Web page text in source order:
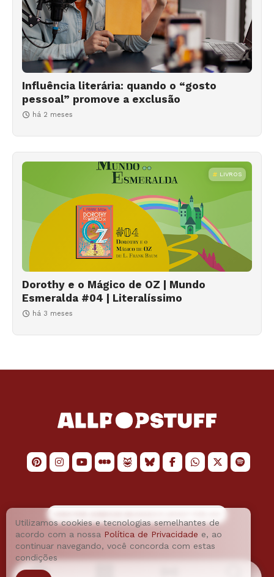
Influência literária: quando o “gosto
pessoal” promove a exclusão
há 2 meses
LIVROS
Dorothy e o Mágico de OZ | Mundo
Esmeralda #04 | Literalíssimo
há 3 meses
Utilizamos cookies e tecnologias semelhantes de
acordo com a nossa Política de Privacidade e, ao
continuar navegando, você concorda com estas
condições